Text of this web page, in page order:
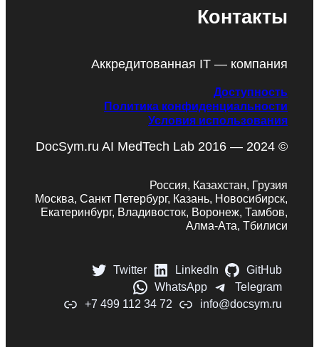
Контакты
Аккредитованная IT — компания
Доступность
Политика конфиденциальности
Условия использования
DocSym.ru AI MedTech Lab 2016 — 2024 ©
Россия, Казахстан, Грузия
Москва, Санкт Петербург, Казань, Новосибирск,
Екатеринбург, Владивосток, Воронеж, Тамбов,
Алма-Ата, Тбилиси
Twitter LinkedIn
GitHub
WhatsApp
Telegram
+7 499 112 34 72
info@docsym.ru